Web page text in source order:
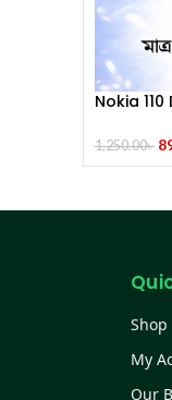
Nokia
1,250.00৳
My
Our